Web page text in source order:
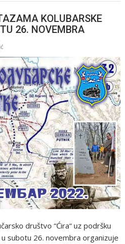
KOLUBARSKE
26. NOVEMBRA
društvo “Ćira“ uz podršku
subotu 26. novembra organizuje